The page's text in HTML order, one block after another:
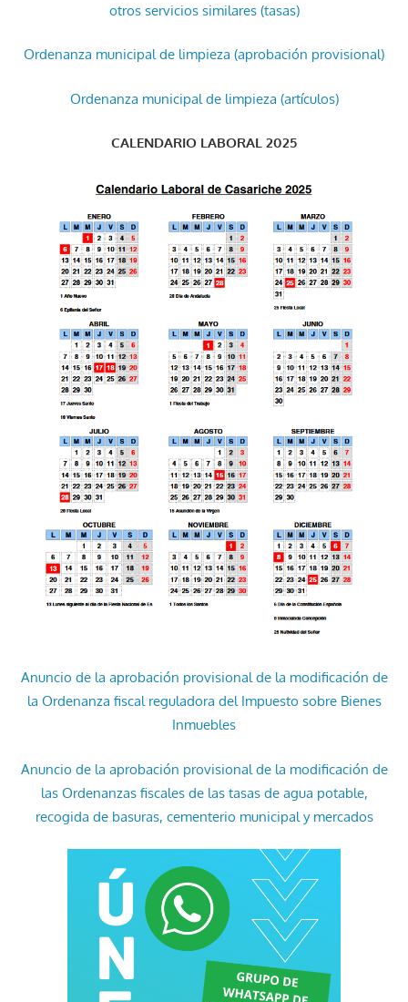
otros servicios similares (tasas)
Ordenanza municipal de limpieza (aprobación provisional)
Ordenanza municipal de limpieza (artículos)
CALENDARIO LABORAL 2025
Anuncio de la aprobación provisional de la modificación de
la Ordenanza fiscal reguladora del Impuesto sobre Bienes
Inmuebles
Anuncio de la aprobación provisional de la modificación de
las Ordenanzas fiscales de las tasas de agua potable,
recogida de basuras, cementerio municipal y mercados